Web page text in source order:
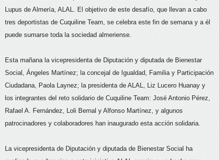
Lupus de Almería, ALAL. El objetivo de este desafío, que llevan a cabo
tres deportistas de Cuquiline Team, se celebra este fin de semana y a él
puede sumarse toda la sociedad almeriense.
Esta mañana la vicepresidenta de Diputación y diputada de Bienestar
Social, Ángeles Martínez; la concejal de Igualdad, Familia y Participación
Ciudadana, Paola Laynez; la presidenta de ALAL, Liz Lucero Huanay y
los integrantes del reto solidario de Cuquiline Team: José Antonio Pérez,
Rafael A. Fernández, Loli Bernal y Alfonso Martínez, y algunos
patrocinadores y colaboradores han inaugurado esta acción solidaria.
La vicepresidenta de Diputación y diputada de Bienestar Social ha